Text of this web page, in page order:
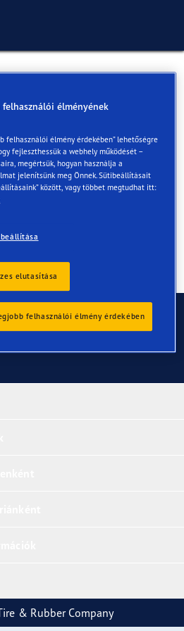
elérhető szolgáltatások
& Rubber Company
élményének
felhasználói élmény érdekében” lehetőségre
fejleszthessük a webhely működését –
megértsük, hogyan használja a
jelenítsünk meg Önnek. Sütibeállításait
között, vagy többet megtudhat itt:
elutasítása
felhasználói élmény érdekében